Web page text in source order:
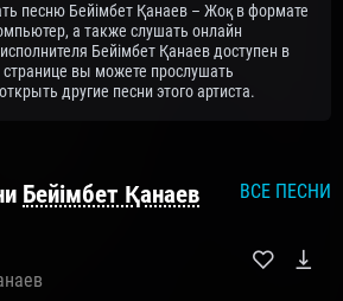
песню Бейімбет Қанаев – Жоқ в формате
а также слушать онлайн
Бейімбет Қанаев доступен в
вы можете прослушать
другие песни этого артиста.
Бейімбет Қанаев ВСЕ ПЕСНИ